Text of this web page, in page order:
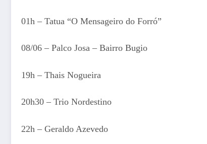
01h – Tatua “O Mensageiro do Forró”
08/06 – Palco Josa – Bairro Bugio
19h – Thais Nogueira
20h30 – Trio Nordestino
22h – Geraldo Azevedo